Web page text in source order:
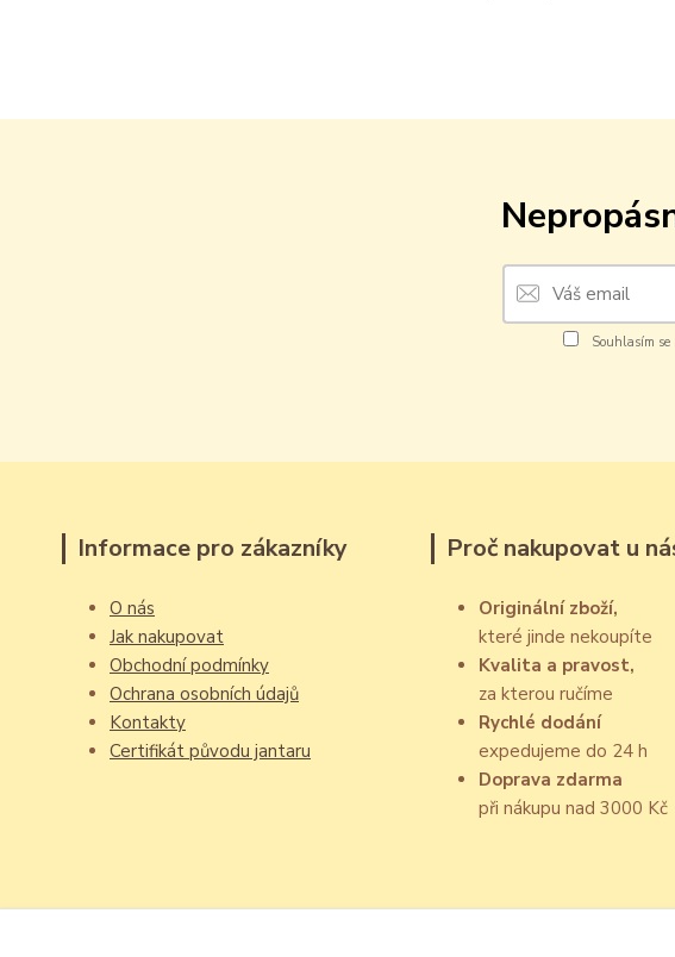
Souhlasím se
Informace pro zákazníky
O nás
Jak nakupovat
Obchodní podmínky
Ochrana osobních údajů
Kontakty
Certifikát původu jantaru
Proč nakupovat u
Originální zboží,
které jinde nekoupíte
Kvalita a pravost,
za kterou ručíme
Rychlé dodání
expedujeme do 24 h
Doprava zdarma
při nákupu nad 3000 Kč